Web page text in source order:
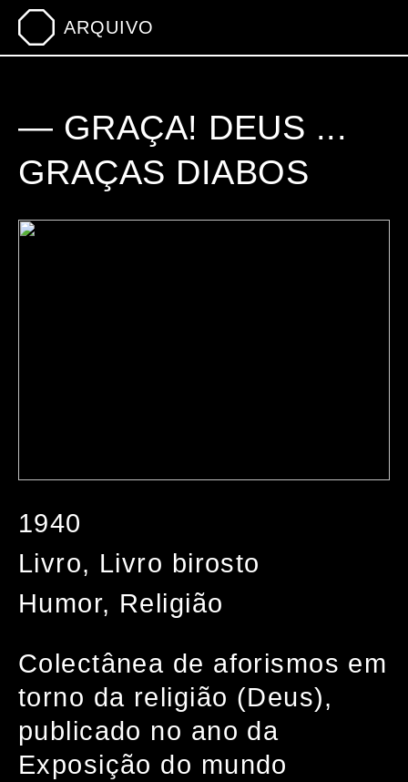
ARQUIVO
— GRAÇA! DEUS ...
GRAÇAS DIABOS
1940
Livro, Livro birosto
Humor, Religião
Colectânea de aforismos em
torno da religião (Deus),
publicado no ano da
Exposição do mundo